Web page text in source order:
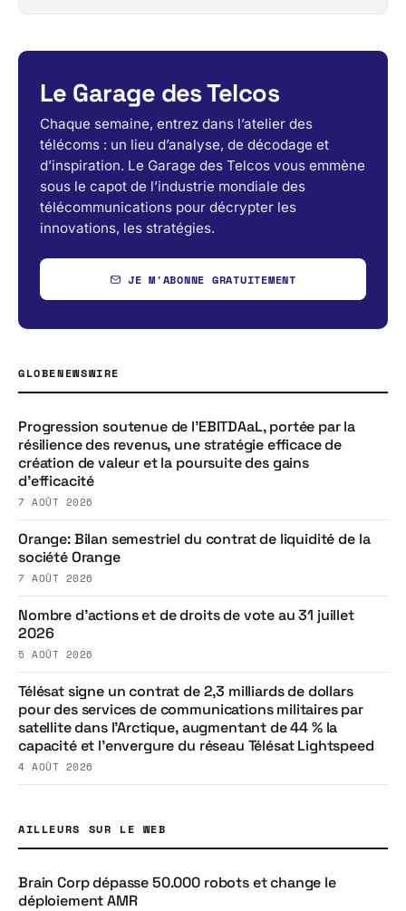
Le Garage des Telcos
Chaque semaine, entrez dans l’atelier des
télécoms : un lieu d’analyse, de décodage et
d’inspiration. Le Garage des Telcos vous emmène
sous le capot de l’industrie mondiale des
télécommunications pour décrypter les
innovations, les stratégies.
JE M'ABONNE GRATUITEMENT
GLOBENEWSWIRE
Progression soutenue de l’EBITDAaL, portée par la
résilience des revenus, une stratégie efficace de
création de valeur et la poursuite des gains
d’efficacité
7 AOÛT 2026
Orange: Bilan semestriel du contrat de liquidité de la
société Orange
7 AOÛT 2026
Nombre d’actions et de droits de vote au 31 juillet
2026
5 AOÛT 2026
Télésat signe un contrat de 2,3 milliards de dollars
pour des services de communications militaires par
satellite dans l’Arctique, augmentant de 44 % la
capacité et l’envergure du réseau Télésat Lightspeed
4 AOÛT 2026
AILLEURS SUR LE WEB
Brain Corp dépasse 50.000 robots et change le
déploiement AMR